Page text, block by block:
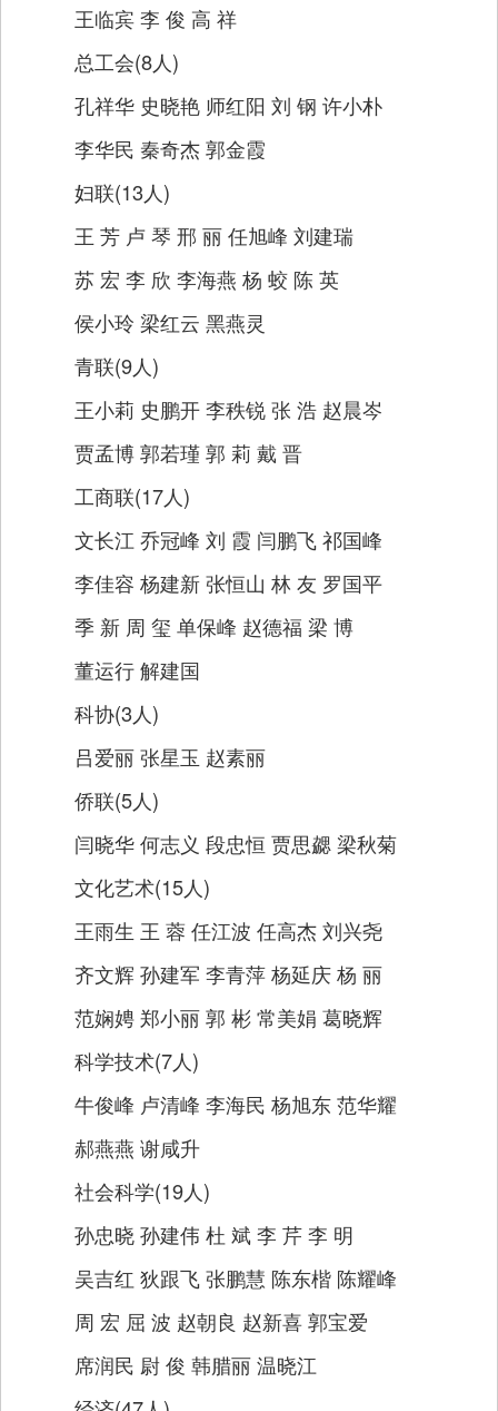
王临宾 李 俊 高 祥
总工会(8人)
孔祥华 史晓艳 师红阳 刘 钢 许小朴
李华民 秦奇杰 郭金霞
妇联(13人)
王 芳 卢 琴 邢 丽 任旭峰 刘建瑞
苏 宏 李 欣 李海燕 杨 蛟 陈 英
侯小玲 梁红云 黑燕灵
青联(9人)
王小莉 史鹏开 李秩锐 张 浩 赵晨岑
贾孟博 郭若瑾 郭 莉 戴 晋
工商联(17人)
文长江 乔冠峰 刘 霞 闫鹏飞 祁国峰
李佳容 杨建新 张恒山 林 友 罗国平
季 新 周 玺 单保峰 赵德福 梁 博
董运行 解建国
科协(3人)
吕爱丽 张星玉 赵素丽
侨联(5人)
闫晓华 何志义 段忠恒 贾思勰 梁秋菊
文化艺术(15人)
王雨生 王 蓉 任江波 任高杰 刘兴尧
齐文辉 孙建军 李青萍 杨延庆 杨 丽
范娴娉 郑小丽 郭 彬 常美娟 葛晓辉
科学技术(7人)
牛俊峰 卢清峰 李海民 杨旭东 范华耀
郝燕燕 谢咸升
社会科学(19人)
孙忠晓 孙建伟 杜 斌 李 芹 李 明
吴吉红 狄跟飞 张鹏慧 陈东楷 陈耀峰
周 宏 屈 波 赵朝良 赵新喜 郭宝爱
席润民 尉 俊 韩腊丽 温晓江